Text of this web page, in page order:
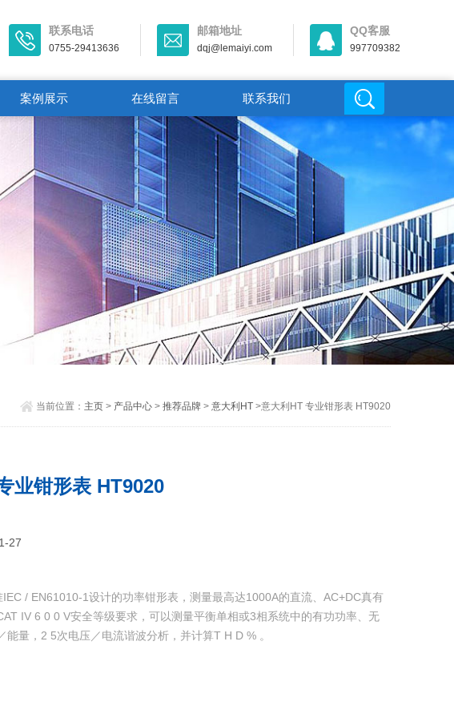
联系电话
0755-29413636
邮箱地址
dqj@lemaiyi.com
QQ客服
997709382
案例展示 在线留言 联系我们
当前位置： 主页> 产品中心> 推荐品牌> 意大利HT>意大利HT 专业钳形表 HT9020
业钳形表 HT9020
27
/ EN61010-1设计的功率钳形表，测量最高达1000A的直流、AC+DC真有
IV 6 0 0 V安全等级要求，可以测量平衡单相或3相系统中的有功功率、无
能量，2 5次电压／电流谐波分析，并计算T H D % 。